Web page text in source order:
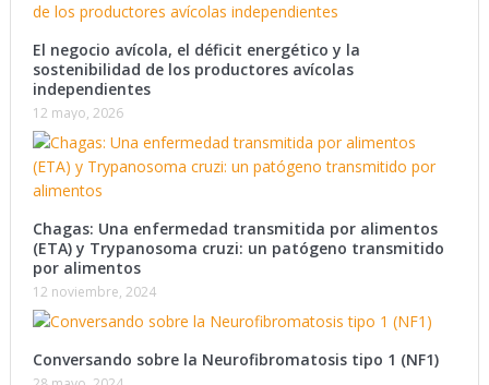
El negocio avícola, el déficit energético y la
sostenibilidad de los productores avícolas
independientes
12 mayo, 2026
Chagas: Una enfermedad transmitida por alimentos
(ETA) y Trypanosoma cruzi: un patógeno transmitido
por alimentos
12 noviembre, 2024
Conversando sobre la Neurofibromatosis tipo 1 (NF1)